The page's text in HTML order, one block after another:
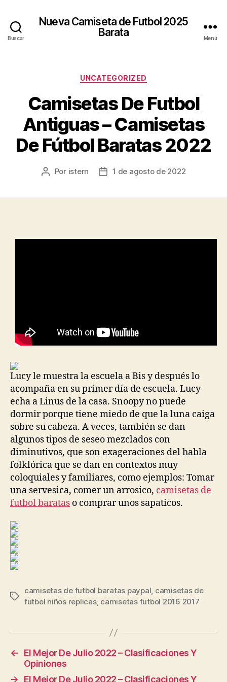
Buscar
Nueva Camiseta de Futbol 2025
Barata
Menú
Categorías
UNCATEGORIZED
Camisetas De Futbol
Antiguas – Camisetas
De Fútbol Baratas 2022
Autor
Por istern
Fecha1 de agosto de 2022
Lucy le muestra la escuela a Bis y después lo
acompaña en su primer día de escuela. Lucy
echa a Linus de la casa. Snoopy no puede
dormir porque tiene miedo de que la luna caiga
sobre su cabeza. A veces, también se dan
algunos tipos de seseo mezclados con
diminutivos, que son exageraciones del habla
folklórica que se dan en contextos muy
coloquiales y familiares, como ejemplos: Tomar
una servesica, comer un arrosico, camisetas de
futbol baratas o comprar unos sapaticos.
Etiquetas
camisetas de futbol baratas paypal camisetas de
futbol niños replicas, camisetas futbol 2016 2017
←
El Mejor De Julio 2022 – Clasificaciones Y
Opiniones
→
El Mejor De Julio 2022 – Clasificaciones Y